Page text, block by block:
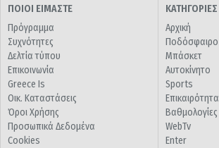
ΠΟΙΟΙ ΕΙΜΑΣΤΕ
Πρόγραμμα
Συχνότητες
Δελτία τύπου
Επικοινωνία
Greece Is
Οικ. Καταστάσεις
Όροι Χρήσης
Προσωπικά Δεδομένα
Cookies
ΚΑΤΗΓΟΡΙΕΣ
Αρχική
Ποδόσφαιρο
Μπάσκετ
Αυτοκίνητο
Sports
Επικαιρότητα
Βαθμολογίες
WebTv
Enter